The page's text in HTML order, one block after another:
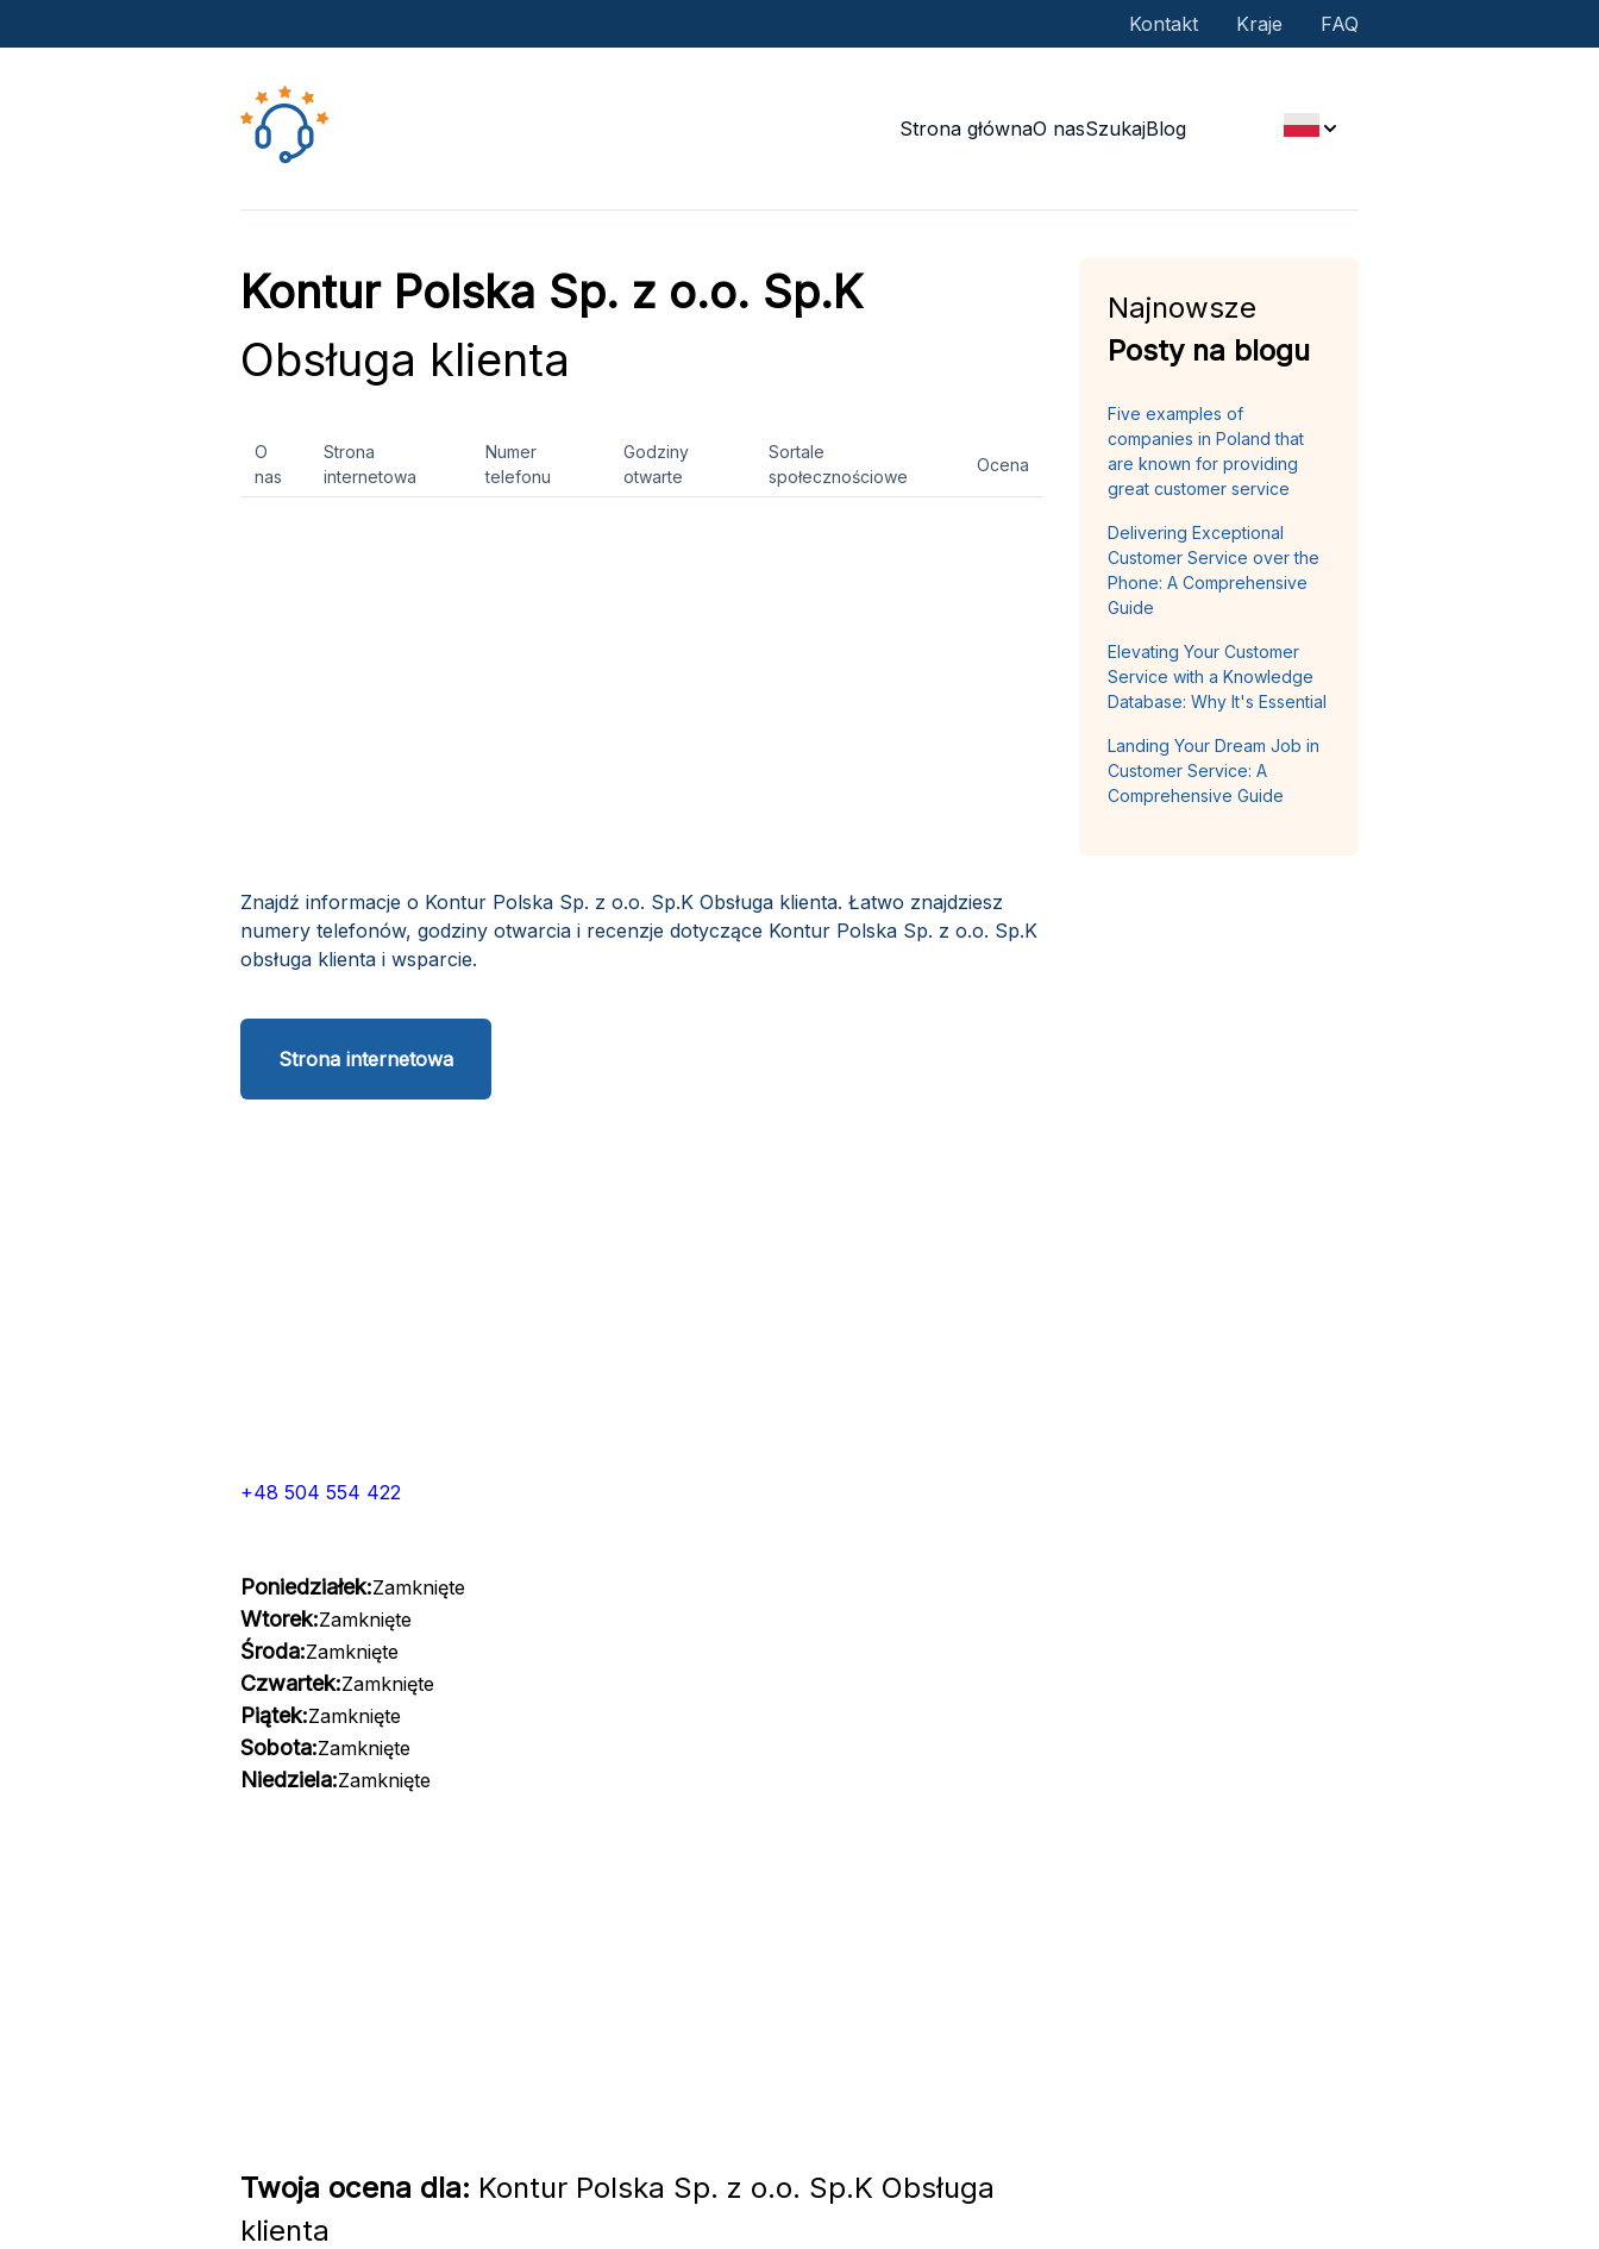
Kontakt Kraje FAQ
Strona głównaO nasSzukajBlog
Kontur Polska Sp. z o.o. Sp.K
Obsługa klienta
O
nas
Strona
internetowa
Numer
telefonu
Godziny
otwarte
Sortale
społecznościowe
Ocena
Znajdź informacje o Kontur Polska Sp. z o.o. Sp.K Obsługa klienta. Łatwo znajdziesz
numery telefonów, godziny otwarcia i recenzje dotyczące Kontur Polska Sp. z o.o. Sp.K
obsługa klienta i wsparcie.
Strona internetowa
+48 504 554 422
Poniedziałek:Zamknięte
Wtorek:Zamknięte
Środa:Zamknięte
Czwartek:Zamknięte
Piątek:Zamknięte
Sobota:Zamknięte
Niedziela:Zamknięte
Twoja ocena dla: Kontur Polska Sp. z o.o. Sp.K Obsługa
klienta
Najnowsze
Posty na blogu
Five examples of
companies in Poland that
are known for providing
great customer service
Delivering Exceptional
Customer Service over the
Phone: A Comprehensive
Guide
Elevating Your Customer
Service with a Knowledge
Database: Why It's Essential
Landing Your Dream Job in
Customer Service: A
Comprehensive Guide